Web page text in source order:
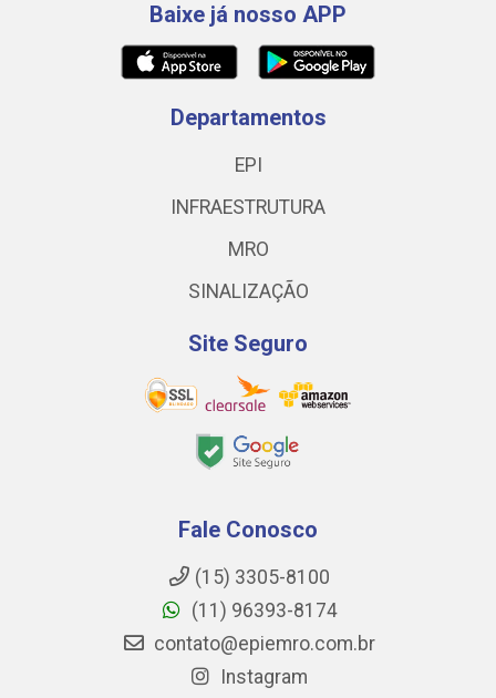
Baixe já nosso APP
Departamentos
EPI
INFRAESTRUTURA
MRO
SINALIZAÇÃO
Site Seguro
Fale Conosco
(15) 3305-8100
(11) 96393-8174
contato@epiemro.com.br
Instagram